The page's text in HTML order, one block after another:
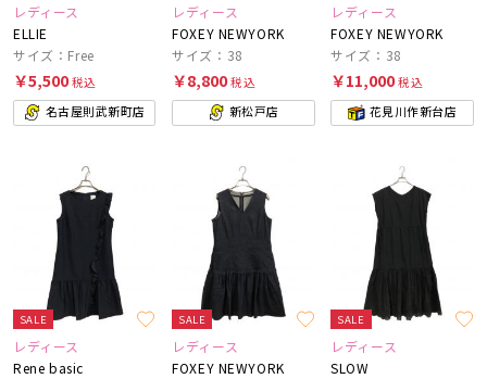
レディース
ELLIE
サイズ：Free
￥5,500税込
名古屋則武新町店
レディース
FOXEY NEWYORK
サイズ：38
￥8,800税込
新松戸店
レディース
FOXEY NEWYORK
サイズ：38
￥11,000税込
花見川作新台店
SALE
レディース
Rene basic
SALE
レディース
FOXEY NEWYORK
SALE
レディース
SLOW